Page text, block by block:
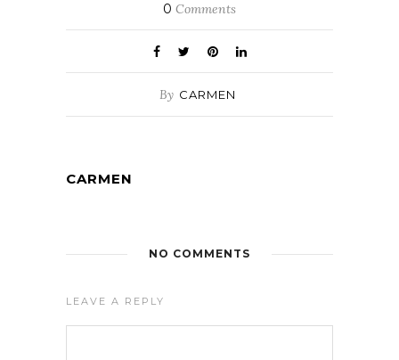
0 Comments
By CARMEN
CARMEN
NO COMMENTS
LEAVE A REPLY